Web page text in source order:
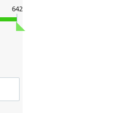
642